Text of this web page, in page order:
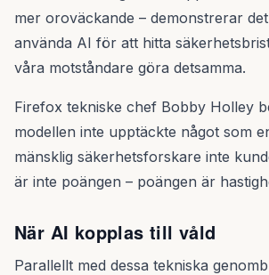
mer oroväckande – demonstrerar
använda AI för att hitta
våra motståndare göra detsamma.
Firefox tekniske chef Bobby Holley
modellen inte upptäckte något som
mänsklig säkerhetsforskare inte
är inte poängen – poängen är
När AI kopplas till våld
Parallellt med dessa tekniska